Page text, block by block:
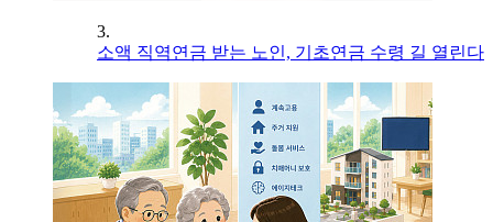
3.
소액 직역연금 받는 노인, 기초연금 수령 길 열린다